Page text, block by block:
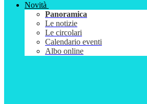
Novità
Panoramica
Le notizie
Le circolari
Calendario eventi
Albo online